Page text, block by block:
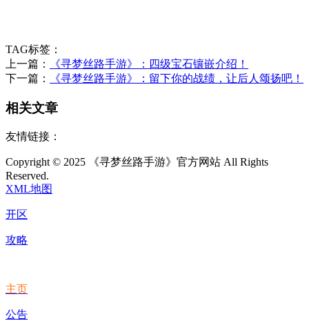
TAG标签：
上一篇：
《寻梦丝路手游》：四级宝石镶嵌介绍！
下一篇：
《寻梦丝路手游》：留下你的战绩，让后人颂扬吧！
相关文章
友情链接：
Copyright © 2025 《寻梦丝路手游》官方网站 All Rights
Reserved.
XML地图
开区
攻略
主页
公告